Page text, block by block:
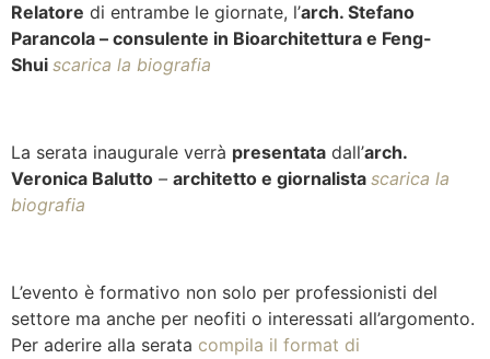
Relatore di entrambe le giornate, l’arch. Stefano
Parancola – consulente in Bioarchitettura e Feng-
Shui scarica la biografia
La serata inaugurale verrà presentata dall’arch.
Veronica Balutto – architetto e giornalista scarica la
biografia
L’evento è formativo non solo per professionisti del
settore ma anche per neofiti o interessati all’argomento.
Per aderire alla serata compila il format di